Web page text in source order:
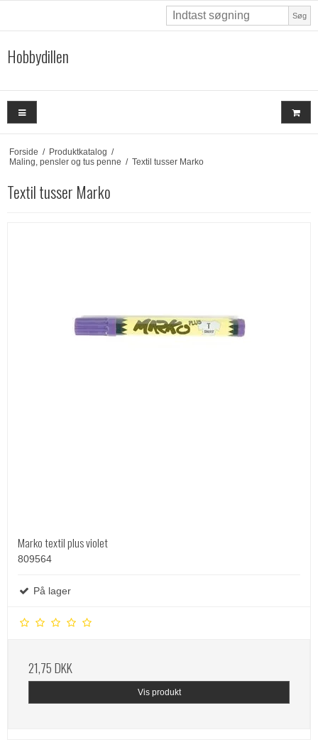
Søg
Hobbydillen
Forside / Produktkatalog /
Maling, pensler og tus penne / Textil tusser Marko
Textil tusser Marko
Marko textil plus violet
809564
På lager
21,75 DKK
Vis produkt